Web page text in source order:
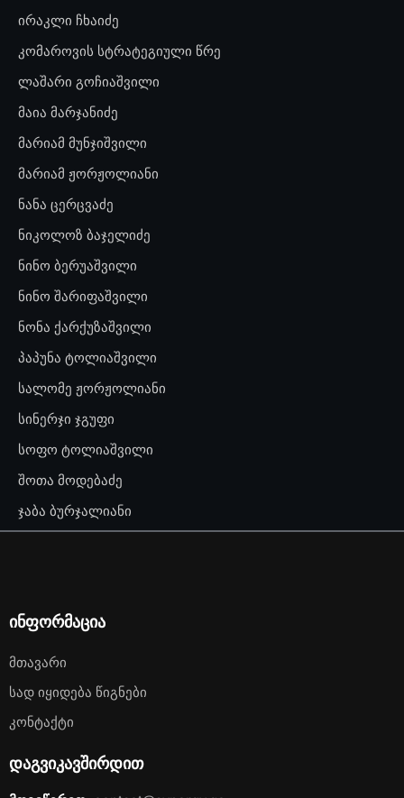
ირაკლი ჩხაიძე
კომაროვის სტრატეგიული წრე
ლაშარი გოჩიაშვილი
მაია მარჯანიძე
მარიამ მუნჯიშვილი
მარიამ ჟორჟოლიანი
ნანა ცერცვაძე
ნიკოლოზ ბაჯელიძე
ნინო ბერუაშვილი
ნინო შარიფაშვილი
ნონა ქარქუზაშვილი
პაპუნა ტოლიაშვილი
სალომე ჟორჟოლიანი
სინერჯი ჯგუფი
სოფო ტოლიაშვილი
შოთა მოდებაძე
ჯაბა ბურჯალიანი
ინფორმაცია
Მთავარი
Სად Იყიდება Წიგნები
Კონტაქტი
დაგვიკავშირდით